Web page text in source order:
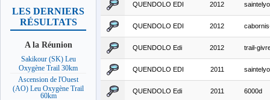
LES DERNIERS
RÉSULTATS
A la Réunion
Sakikour (SK) Leu
Oxygène Trail 30km
Ascension de l'Ouest
(AO) Leu Oxygène Trail
60km
QUENDOLO EDI 2012
QUENDOLO EDI 2012
QUENDOLO Edi 2012 trail-
QUENDOLO EDI 2011
QUENDOLO Edi 2011 6000d